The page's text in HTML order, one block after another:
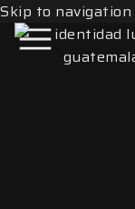
Skip to navigation